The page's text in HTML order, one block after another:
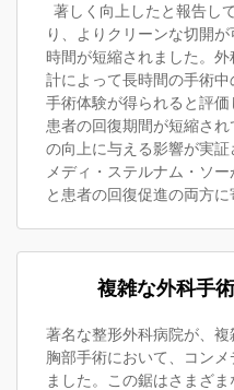
著しく向上したと報告し
り、よりクリーンな切開
時間が短縮されました。
計によって長時間の手術
手術体験が得られると評価
患者の回復期間が短縮さ
の向上に与える影響が実
メディ・ステルナム・ソ
と患者の回復促進の両方に
複雑な外科手
著名な整形外科病院が、
胸部手術において、コン
ました。この鋸はさまざ